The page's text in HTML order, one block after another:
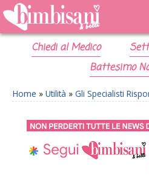
Chiedi al Medico
Battesimo
Home » Utilità » Gli Specialisti